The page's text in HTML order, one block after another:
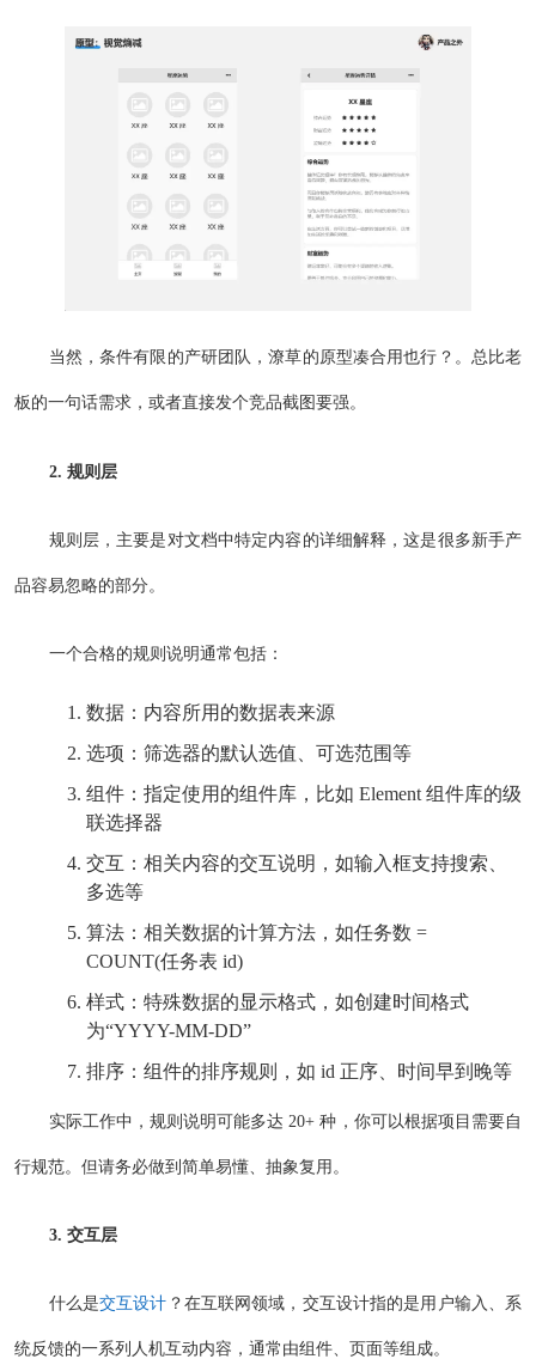
当然，条件有限的产研团队，潦草的原型凑合用也行？。总比老
板的一句话需求，或者直接发个竞品截图要强。
2. 规则层
规则层，主要是对文档中特定内容的详细解释，这是很多新手产
品容易忽略的部分。
一个合格的规则说明通常包括：
数据：内容所用的数据表来源
选项：筛选器的默认选值、可选范围等
组件：指定使用的组件库，比如 Element 组件库的级
联选择器
交互：相关内容的交互说明，如输入框支持搜索、
多选等
算法：相关数据的计算方法，如任务数 =
COUNT(任务表 id)
样式：特殊数据的显示格式，如创建时间格式
为“YYYY-MM-DD”
排序：组件的排序规则，如 id 正序、时间早到晚等
实际工作中，规则说明可能多达 20+ 种，你可以根据项目需要自
行规范。但请务必做到简单易懂、抽象复用。
3. 交互层
什么是交互设计 ？在互联网领域，交互设计指的是用户输入、系
统反馈的一系列人机互动内容，通常由组件、页面等组成。